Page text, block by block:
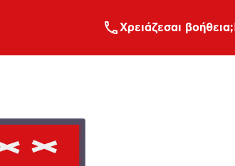
Xρειάζεσαι βοήθεια;